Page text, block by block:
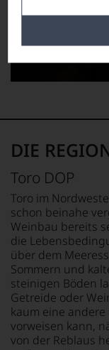
DIE
Toro DOP
Toro im
schon beinahe
Weinbau bereits
die
über dem
Sommern und
steinigen Böden
Getreide oder
kaum eine
vorweisen kann,
von der Reblaus